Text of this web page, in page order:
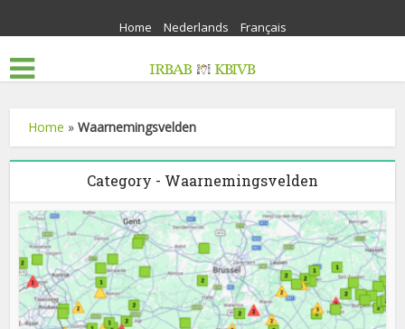
Home Nederlands Français
Home »Waarnemingsvelden
Category - Waarnemingsvelden